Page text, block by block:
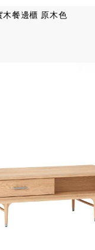
木餐邊櫃 原木色